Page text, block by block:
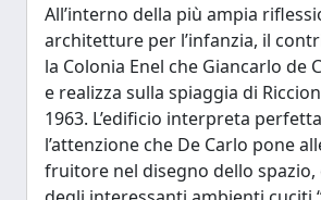
All’interno della più ampia
architetture per l’infanzia, il
la Colonia Enel che Giancarlo de
e realizza sulla spiaggia di
1963. L’edificio interpreta
l’attenzione che De Carlo pone
fruitore nel disegno dello spazio,